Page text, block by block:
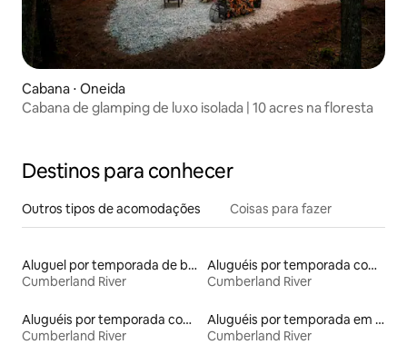
Cabana ⋅ Oneida
Cabana de glamping de luxo isolada | 10 acres na floresta
Destinos para conhecer
Outros tipos de acomodações Coisas para fazer
Aluguel por temporada de barcos
Cumberland River
Aluguéis por temporada com café da manhã
Cumberland River
Aluguéis por temporada com cama de altura acessível
Cumberland River
Aluguéis por temporada em hotéis-fazenda
Cumberland River